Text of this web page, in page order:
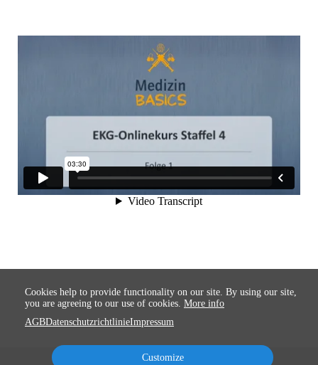
Cookies help to provide functionality on our site. By using our site,
you are agreeing to our use of cookies. More info
AGBDatenschutzrichtlinieImpressum
Customize